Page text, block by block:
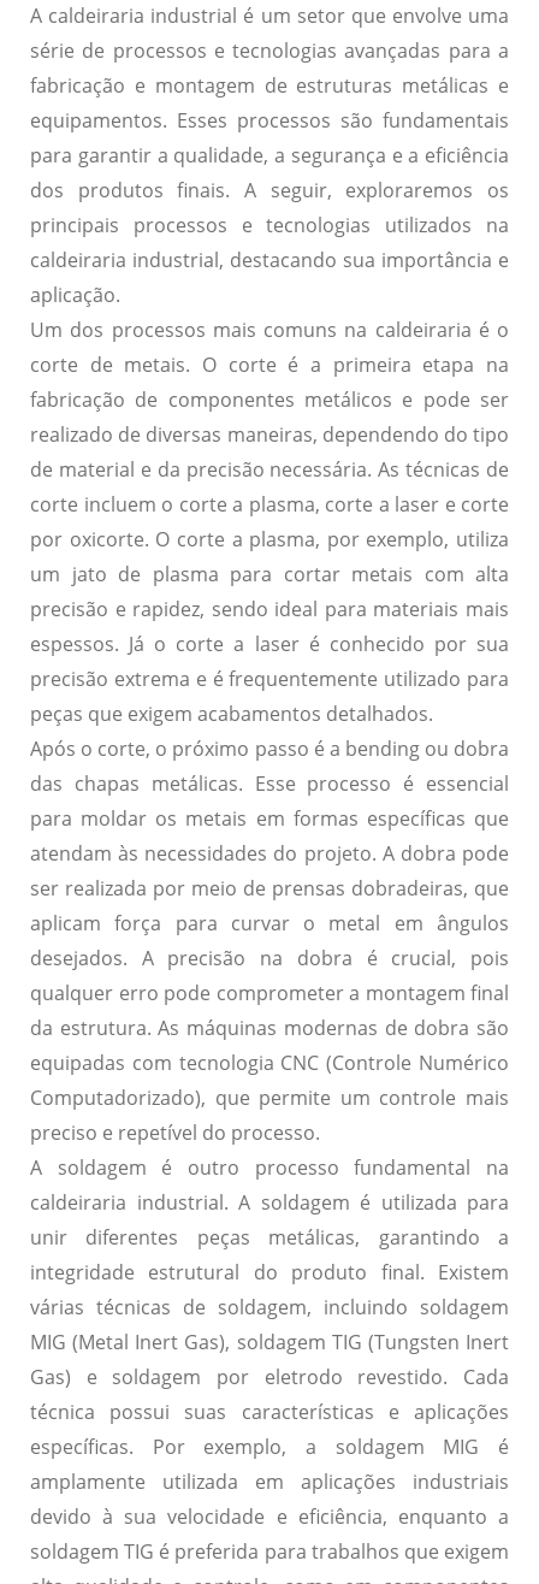
A caldeiraria industrial é um setor que envolve uma
série de processos e tecnologias avançadas para a
fabricação e montagem de estruturas metálicas e
equipamentos. Esses processos são fundamentais
para garantir a qualidade, a segurança e a eficiência
dos produtos finais. A seguir, exploraremos os
principais processos e tecnologias utilizados na
caldeiraria industrial, destacando sua importância e
aplicação.
Um dos processos mais comuns na caldeiraria é o
corte de metais. O corte é a primeira etapa na
fabricação de componentes metálicos e pode ser
realizado de diversas maneiras, dependendo do tipo
de material e da precisão necessária. As técnicas de
corte incluem o corte a plasma, corte a laser e corte
por oxicorte. O corte a plasma, por exemplo, utiliza
um jato de plasma para cortar metais com alta
precisão e rapidez, sendo ideal para materiais mais
espessos. Já o corte a laser é conhecido por sua
precisão extrema e é frequentemente utilizado para
peças que exigem acabamentos detalhados.
Após o corte, o próximo passo é a bendingou dobra
das chapas metálicas. Esse processo é essencial
para moldar os metais em formas específicas que
atendam às necessidades do projeto. A dobra pode
ser realizada por meio de prensas dobradeiras, que
aplicam força para curvar o metal em ângulos
desejados. A precisão na dobra é crucial, pois
qualquer erro pode comprometer a montagem final
da estrutura. As máquinas modernas de dobra são
equipadas com tecnologia CNC (Controle Numérico
Computadorizado), que permite um controle mais
preciso e repetível do processo.
A soldagem é outro processo fundamental na
caldeiraria industrial. A soldagem é utilizada para
unir diferentes peças metálicas, garantindo a
integridade estrutural do produto final. Existem
várias técnicas de soldagem, incluindo soldagem
MIG (Metal Inert Gas), soldagem TIG (Tungsten Inert
Gas) e soldagem por eletrodo revestido. Cada
técnica possui suas características e aplicações
específicas. Por exemplo, a soldagem MIG é
amplamente utilizada em aplicações industriais
devido à sua velocidade e eficiência, enquanto a
soldagem TIG é preferida para trabalhos que exigem